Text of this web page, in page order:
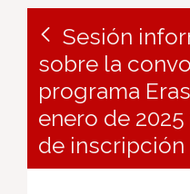
Sesión
sobre la
programa
enero de
de inscripción